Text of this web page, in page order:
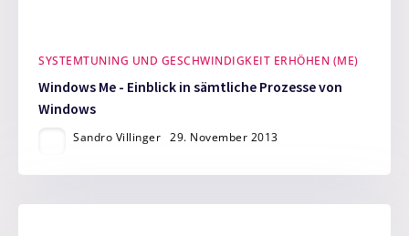
SYSTEMTUNING UND GESCHWINDIGKEIT ERHÖHEN (ME)
Windows Me - Einblick in sämtliche Prozesse von
Windows
Sandro Villinger 29. November 2013